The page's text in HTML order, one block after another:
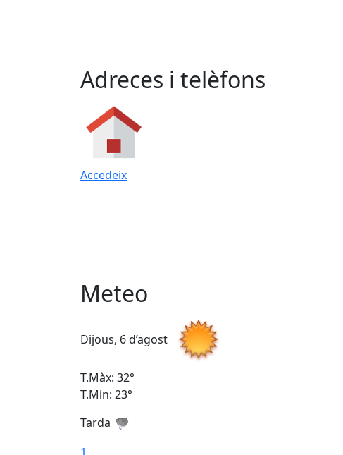
Adreces i telèfons
Accedeix
Meteo
Dijous, 6 d’agost
T.Màx: 32°
T.Min: 23°
Tarda